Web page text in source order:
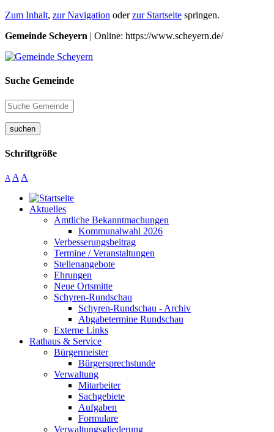
Zum Inhalt, zur Navigation oderzur Startseite springen.
Gemeinde Scheyern | Online: https://www.scheyern.de/
Suche Gemeinde
suchen
Schriftgröße
A A A
Aktuelles
Amtliche Bekanntmachungen
Kommunalwahl 2026
Verbesserungsbeitrag
Termine / Veranstaltungen
Stellenangebote
Ehrungen
Neue Ortsmitte
Schyren-Rundschau
Schyren-Rundschau - Archiv
Abgabetermine Rundschau
Externe Links
Rathaus & Service
Bürgermeister
Bürgersprechstunde
Verwaltung
Mitarbeiter
Sachgebiete
Aufgaben
Formulare
Verwaltungsgliederung